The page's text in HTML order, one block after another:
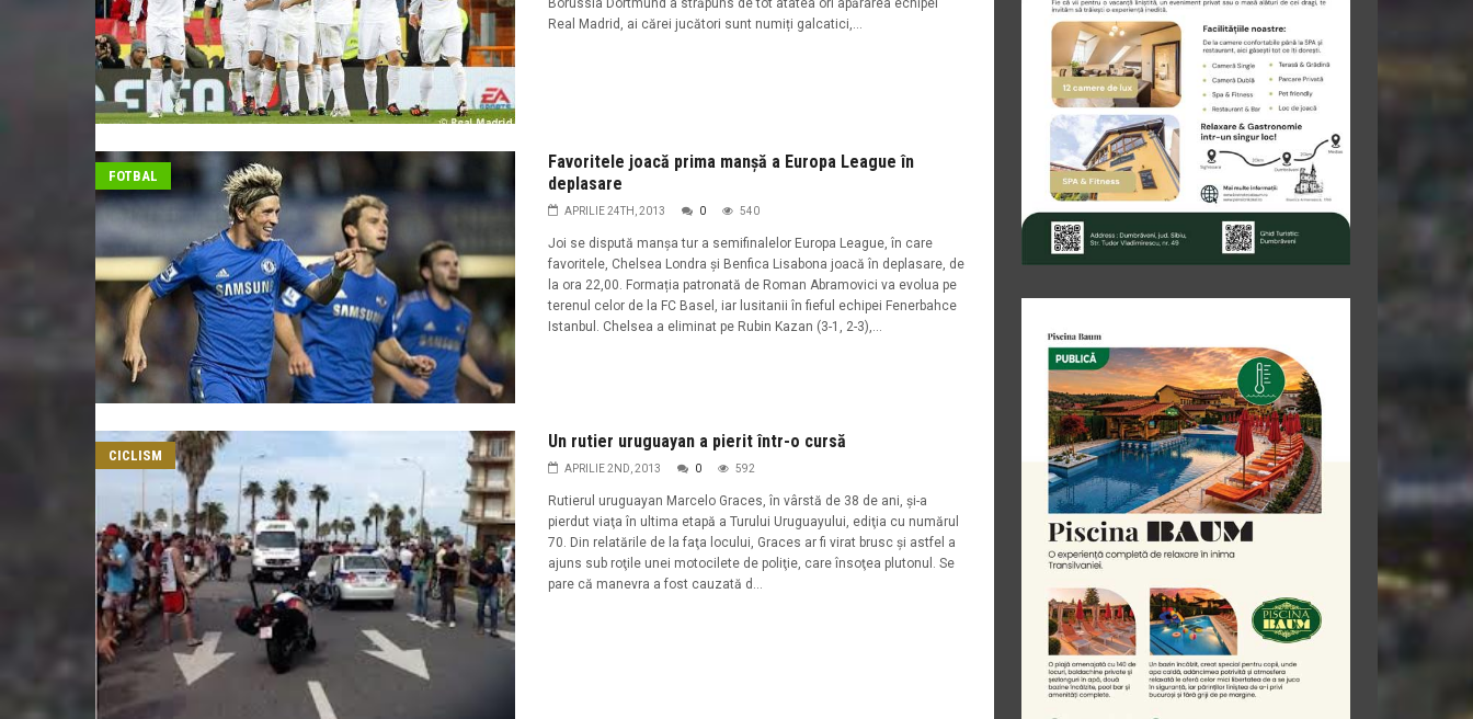
Borussia Dortmund a străpuns de tot atâtea ori apărarea echipei
Real Madrid, ai cărei jucători sunt numiți galcatici,...
FOTBAL
Favoritele joacă prima manșă a Europa League în
deplasare
APRILIE 24TH, 2013 0 540
Joi se dispută manșa tur a semifinalelor Europa League, în care
favoritele, Chelsea Londra și Benfica Lisabona joacă în deplasare, de
la ora 22,00. Formația patronată de Roman Abramovici va evolua pe
terenul celor de la FC Basel, iar lusitanii în fieful echipei Fenerbahce
Istanbul. Chelsea a eliminat pe Rubin Kazan (3-1, 2-3),...
CICLISM
Un rutier uruguayan a pierit într-o cursă
APRILIE 2ND, 2013 0 592
Rutierul uruguayan Marcelo Graces, în vârstă de 38 de ani, şi-a
pierdut viaţa în ultima etapă a Turului Uruguayului, ediţia cu numărul
70. Din relatările de la faţa locului, Graces ar fi virat brusc şi astfel a
ajuns sub roţile unei motocilete de poliţie, care însoţea plutonul. Se
pare că manevra a fost cauzată d...